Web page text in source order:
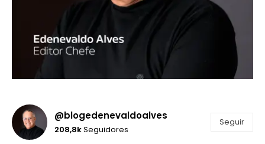
@blogedenevaldoalves
208,8kSeguidores
Seguir